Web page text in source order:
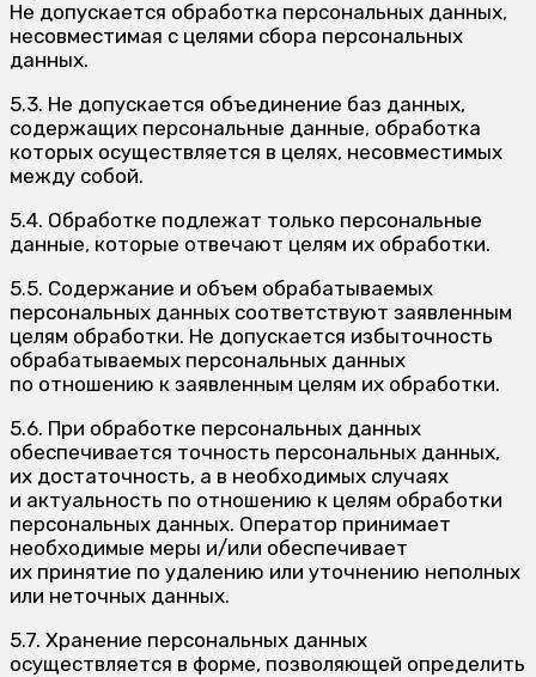
Не допускается обработка персональных данных,
несовместимая с целями сбора персональных
данных.
5.3. Не допускается объединение баз данных,
содержащих персональные данные, обработка
которых осуществляется в целях, несовместимых
между собой.
5.4. Обработке подлежат только персональные
данные, которые отвечают целям их обработки.
5.5. Содержание и объем обрабатываемых
персональных данных соответствуют заявленным
целям обработки. Не допускается избыточность
обрабатываемых персональных данных
по отношению к заявленным целям их обработки.
5.6. При обработке персональных данных
обеспечивается точность персональных данных,
их достаточность, а в необходимых случаях
и актуальность по отношению к целям обработки
персональных данных. Оператор принимает
необходимые меры и/или обеспечивает
их принятие по удалению или уточнению неполных
или неточных данных.
5.7. Хранение персональных данных
осуществляется в форме, позволяющей определить